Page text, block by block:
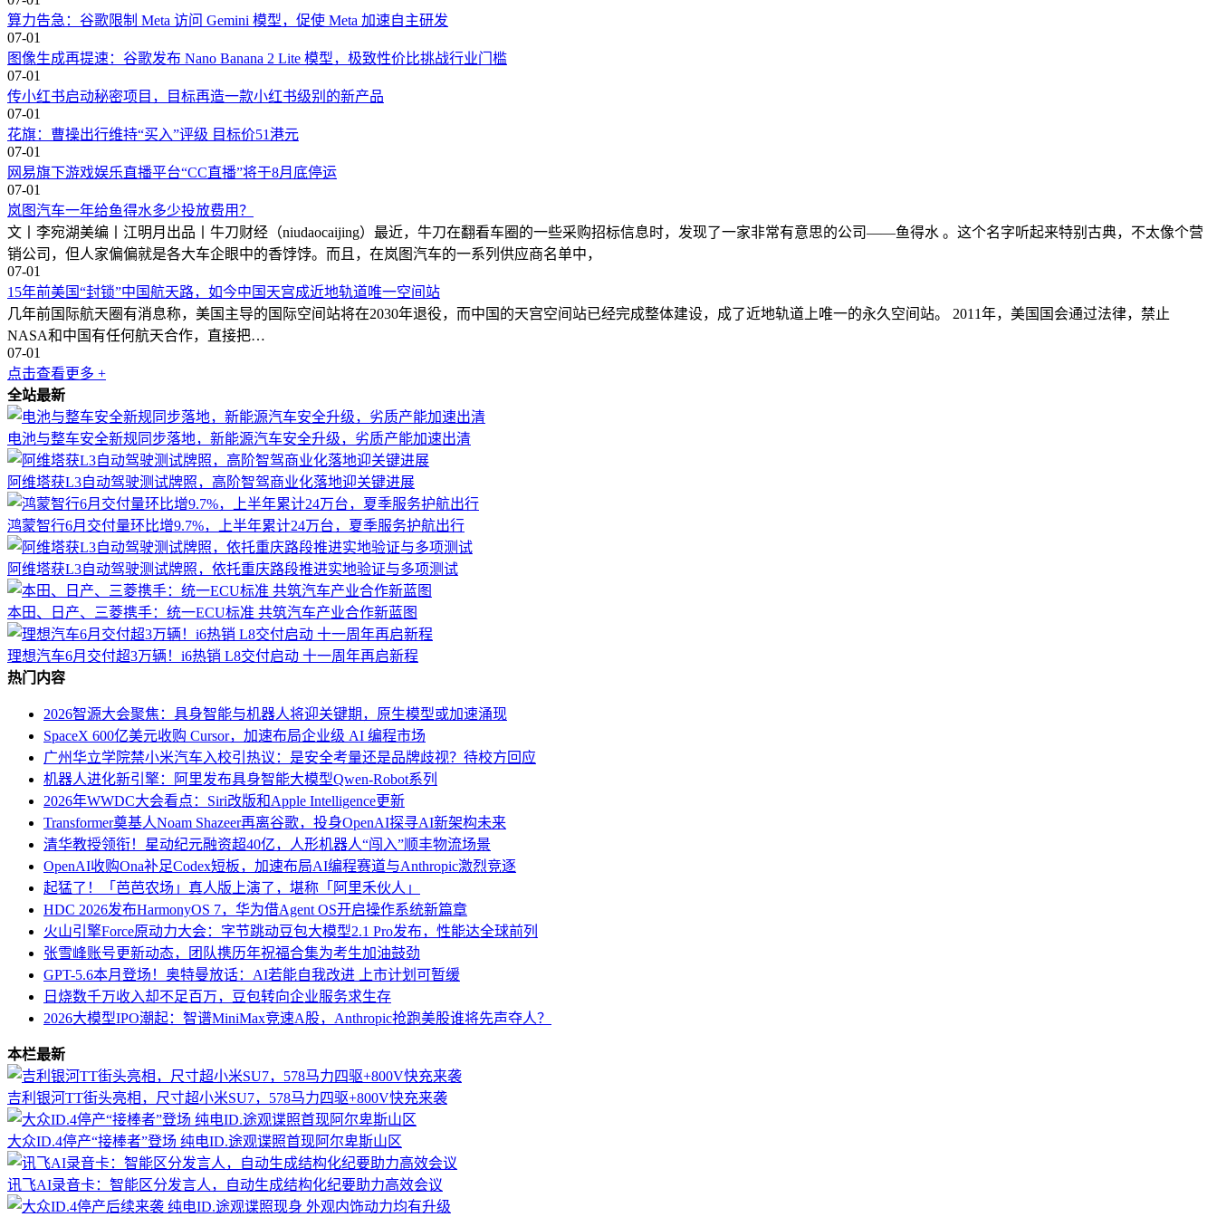
算力告急：谷歌限制 Meta 访问 Gemini 模型，促使 Meta 加速自主研发
07-01
图像生成再提速：谷歌发布 Nano Banana 2 Lite 模型，极致性价比挑战行业门槛
07-01
传小红书启动秘密项目，目标再造一款小红书级别的新产品
07-01
花旗：曹操出行维持“买入”评级 目标价51港元
07-01
网易旗下游戏娱乐直播平台“CC直播”将于8月底停运
07-01
岚图汽车一年给鱼得水多少投放费用？
文丨李宛湖美编丨江明月出品丨牛刀财经（niudaocaijing）最近，牛刀在翻看车圈的一些采购招标信息时，发现了一家非常有意思的公司——鱼得水 。这个名字听起来特别古典，不太像个营
销公司，但人家偏偏就是各大车企眼中的香饽饽。而且，在岚图汽车的一系列供应商名单中，
07-01
15年前美国“封锁”中国航天路，如今中国天宫成近地轨道唯一空间站
几年前国际航天圈有消息称，美国主导的国际空间站将在2030年退役，而中国的天宫空间站已经完成整体建设，成了近地轨道上唯一的永久空间站。 2011年，美国国会通过法律，禁止
NASA和中国有任何航天合作，直接把…
07-01
点击查看更多 +
全站最新
电池与整车安全新规同步落地，新能源汽车安全升级，劣质产能加速出清
阿维塔获L3自动驾驶测试牌照，高阶智驾商业化落地迎关键进展
鸿蒙智行6月交付量环比增9.7%，上半年累计24万台，夏季服务护航出行
阿维塔获L3自动驾驶测试牌照，依托重庆路段推进实地验证与多项测试
本田、日产、三菱携手：统一ECU标准 共筑汽车产业合作新蓝图
理想汽车6月交付超3万辆！i6热销 L8交付启动 十一周年再启新程
热门内容
2026智源大会聚焦：具身智能与机器人将迎关键期，原生模型或加速涌现
SpaceX 600亿美元收购 Cursor，加速布局企业级 AI 编程市场
广州华立学院禁小米汽车入校引热议：是安全考量还是品牌歧视？待校方回应
机器人进化新引擎：阿里发布具身智能大模型Qwen-Robot系列
2026年WWDC大会看点：Siri改版和Apple Intelligence更新
Transformer奠基人Noam Shazeer再离谷歌，投身OpenAI探寻AI新架构未来
清华教授领衔！星动纪元融资超40亿，人形机器人“闯入”顺丰物流场景
OpenAI收购Ona补足Codex短板，加速布局AI编程赛道与Anthropic激烈竞逐
起猛了！「芭芭农场」真人版上演了，堪称「阿里禾伙人」
HDC 2026发布HarmonyOS 7，华为借Agent OS开启操作系统新篇章
火山引擎Force原动力大会：字节跳动豆包大模型2.1 Pro发布，性能达全球前列
张雪峰账号更新动态，团队携历年祝福合集为考生加油鼓劲
GPT-5.6本月登场！奥特曼放话：AI若能自我改进 上市计划可暂缓
日烧数千万收入却不足百万，豆包转向企业服务求生存
2026大模型IPO潮起：智谱MiniMax竞速A股，Anthropic抢跑美股谁将先声夺人？
本栏最新
吉利银河TT街头亮相，尺寸超小米SU7，578马力四驱+800V快充来袭
大众ID.4停产“接棒者”登场 纯电ID.途观谍照首现阿尔卑斯山区
讯飞AI录音卡：智能区分发言人，自动生成结构化纪要助力高效会议